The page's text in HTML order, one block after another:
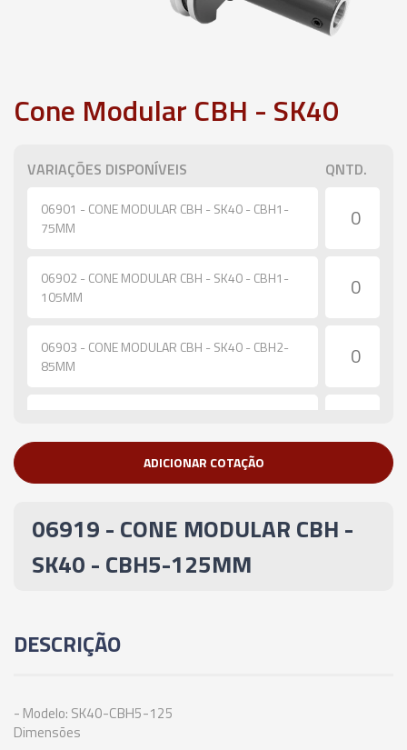
Cone Modular CBH - SK40
VARIAÇÕES DISPONÍVEIS QNTD.
06901 - CONE MODULAR CBH - SK40 - CBH1-
75MM
06902 - CONE MODULAR CBH - SK40 - CBH1-
105MM
06903 - CONE MODULAR CBH - SK40 - CBH2-
85MM
06905 - CONE MODULAR CBH - SK40 - CBH2-
06906 - CONE MODULAR CBH - SK40 - CBH2-
200MM
95MM
125MM
ADICIONAR COTAÇÃO
06919 - CONE MODULAR CBH -
SK40 - CBH5-125MM
DESCRIÇÃO
- Modelo: SK40-CBH5-125
Dimensões